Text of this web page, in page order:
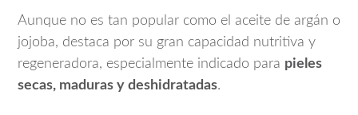
Aunque no es tan popular como el aceite de argán o
jojoba, destaca por su gran capacidad nutritiva y
regeneradora, especialmente indicado para pieles
secas, maduras y deshidratadas.